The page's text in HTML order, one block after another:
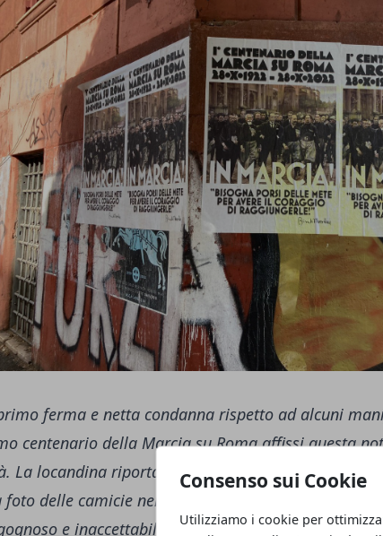
Consenso sui Cookie
Utilizziamo i cookie per
ferma e netta condanna rispetto ad alcuni
centenario della Marcia su Roma affissi questa
La locandina riporta le date dell'avvenimento e del
foto delle camicie nere e una citazione del duce.
e inaccettabile. Bene ha fatto il sindaco